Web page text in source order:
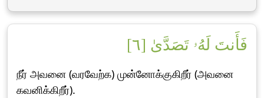
فَأَنتَ لَهُۥ تَصَدَّىٰ [٦]
நீர் அவனை (வரவேற்க) முன்னோக்குகிறீர் (அவனை
கவனிக்கிறீர்).